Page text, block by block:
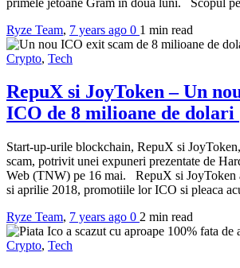
Ryze Team, 7 years ago 0 1 min read
Crypto, Tech
RepuX si JoyToken – Un
ICO de 8 milioane de dolari
Start-up-urile blockchain, RepuX si
scam, potrivit unei expuneri prezentate de
Web (TNW) pe 16 mai. RepuX si JoyToken
si aprilie 2018, promotiile lor ICO si pleaca
Ryze Team, 7 years ago 0 2 min read
Crypto, Tech